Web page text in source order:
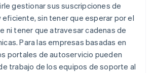
gestionar sus suscripciones de
sin tener que esperar por el
ni tener que atravesar cadenas de
Para las empresas basadas en
portales de autoservicio pueden
trabajo de los equipos de soporte al